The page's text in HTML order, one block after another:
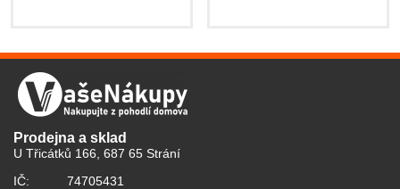
Prodejna a sklad
U Třicátků 166, 687 65 Strání
IČ:
74705431